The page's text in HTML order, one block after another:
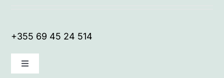
+355 69 45 24 514
Toggle